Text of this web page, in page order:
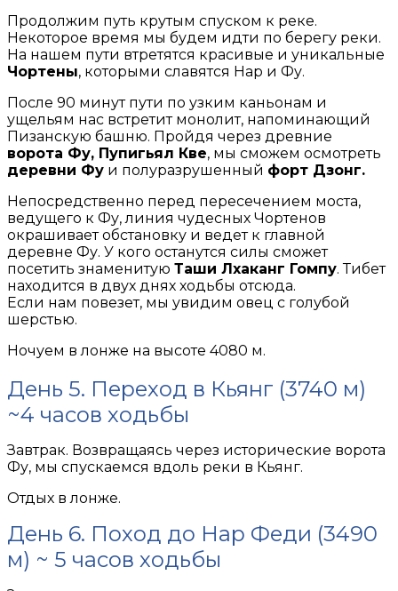
Продолжим путь крутым спуском к реке.
Некоторое время мы будем идти по берегу реки.
На нашем пути втретятся красивые и уникальные
Чортены, которыми славятся Нар и Фу.
После 90 минут пути по узким каньонам и
ущельям нас встретит монолит, напоминающий
Пизанскую башню. Пройдя через древние
ворота Фу, Пупигьял Кве, мы сможем осмотреть
деревни Фу и полуразрушенный форт Дзонг.
Непосредственно перед пересечением моста,
ведущего к Фу, линия чудесных Чортенов
окрашивает обстановку и ведет к главной
деревне Фу. У кого останутся силы сможет
посетить знаменитую Таши Лхаканг Гомпу. Тибет
находится в двух днях ходьбы отсюда.
Если нам повезет, мы увидим овец с голубой
шерстью.
Ночуем в лонже на высоте 4080 м.
День 5. Переход в Кьянг (3740 м)
~4 часов ходьбы
Завтрак. Возвращаясь через исторические ворота
Фу, мы спускаемся вдоль реки в Кьянг.
Отдых в лонже.
День 6. Поход до Нар Феди (3490
м) ~ 5 часов ходьбы